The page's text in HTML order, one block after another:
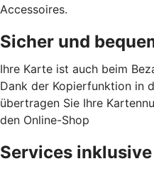
Accessoires.
Sicher und
Ihre Karte ist auch beim
Dank der Kopierfunktion in
übertragen Sie Ihre
den Online-Shop
Services inklusive